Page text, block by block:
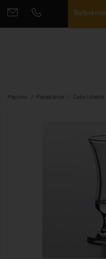
Reference
Mayoko Pasabahce Čaše i staklo